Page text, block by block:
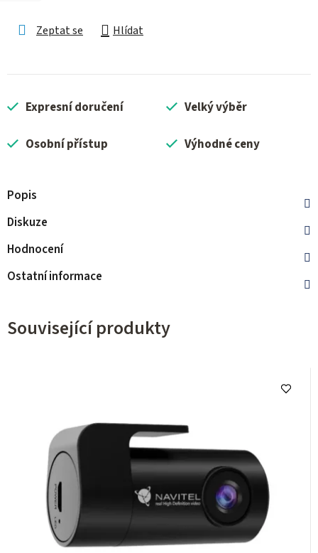
Zeptat se Hlídat
Expresní doručení Velký výběr
Osobní přístup Výhodné ceny
Popis
Diskuze
Hodnocení
Ostatní informace
Související produkty